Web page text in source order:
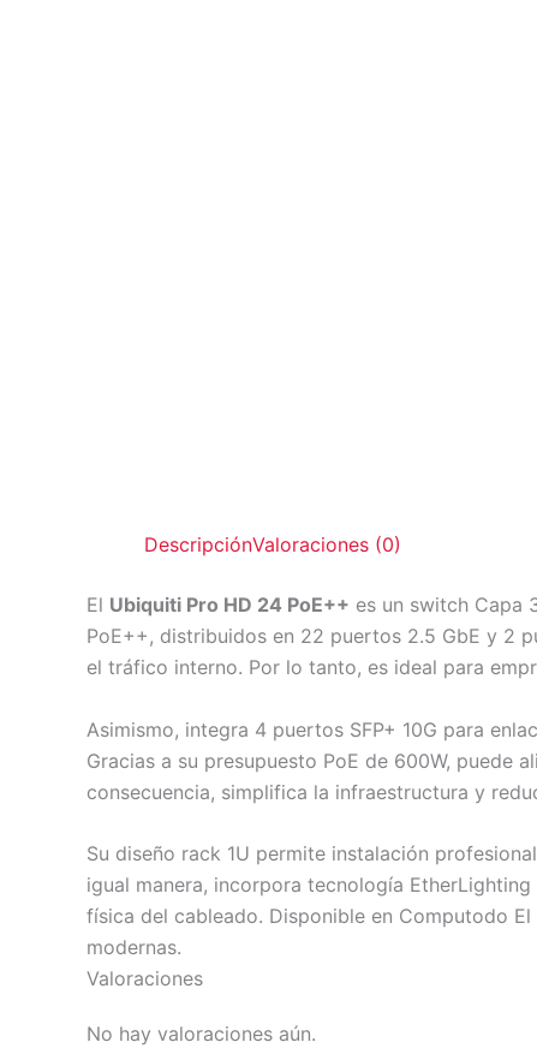
DescripciónValoraciones (0)
El Ubiquiti Pro HD 24 PoE++ es un switch Capa
PoE++, distribuidos en 22 puertos 2.5 GbE y 2
el tráfico interno. Por lo tanto, es ideal para
Asimismo, integra 4 puertos SFP+ 10G para
Gracias a su presupuesto PoE de 600W, puede
consecuencia, simplifica la infraestructura y
Su diseño rack 1U permite instalación
igual manera, incorpora tecnología
física del cableado. Disponible en Computodo
modernas.
Valoraciones
No hay valoraciones aún.